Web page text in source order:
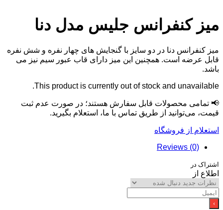
جلیس مدل دنا
دنا در دو سایز با گنجایش های چهار نفره و شش نفره
است. همچنین این میز دارای قاب عبور سیم نیز می
This product is currently out of stock and
محصولات قابل سفارش هستند؛ در صورت عدم ثبت
از طریق تماس با ما، استعلام بگیرید.
فروشگاه
Reviews